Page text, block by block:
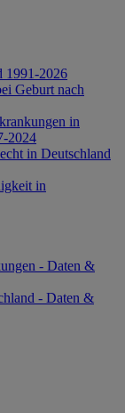
1991-2026
Geburt nach
in
2024
in Deutschland
in
- Daten &
- Daten &